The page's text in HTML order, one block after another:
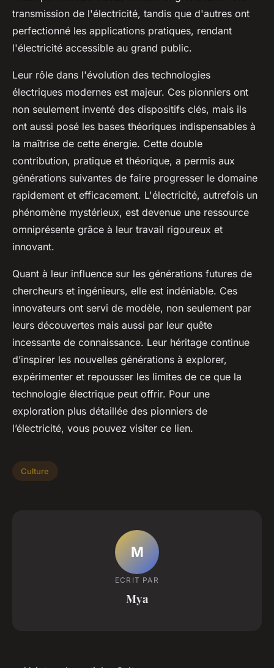
transmission de l'électricité, tandis que d'autres ont
perfectionné les applications pratiques, rendant
l'électricité accessible au grand public.
Leur rôle dans l'évolution des technologies
électriques modernes est majeur. Ces pionniers ont
non seulement inventé des dispositifs clés, mais ils
ont aussi posé les bases théoriques indispensables à
la maîtrise de cette énergie. Cette double
contribution, pratique et théorique, a permis aux
générations suivantes de faire progresser le domaine
rapidement et efficacement. L'électricité, autrefois un
phénomène mystérieux, est devenue une ressource
omniprésente grâce à leur travail rigoureux et
innovant.
Quant à leur influence sur les générations futures de
chercheurs et ingénieurs, elle est indéniable. Ces
innovateurs ont servi de modèle, non seulement par
leurs découvertes mais aussi par leur quête
incessante de connaissance. Leur héritage continue
d’inspirer les nouvelles générations à explorer,
expérimenter et repousser les limites de ce que la
technologie électrique peut offrir. Pour une
exploration plus détaillée des pionniers de
l’électricité, vous pouvez visiter ce lien.
Culture
M
ECRIT PAR
Mya